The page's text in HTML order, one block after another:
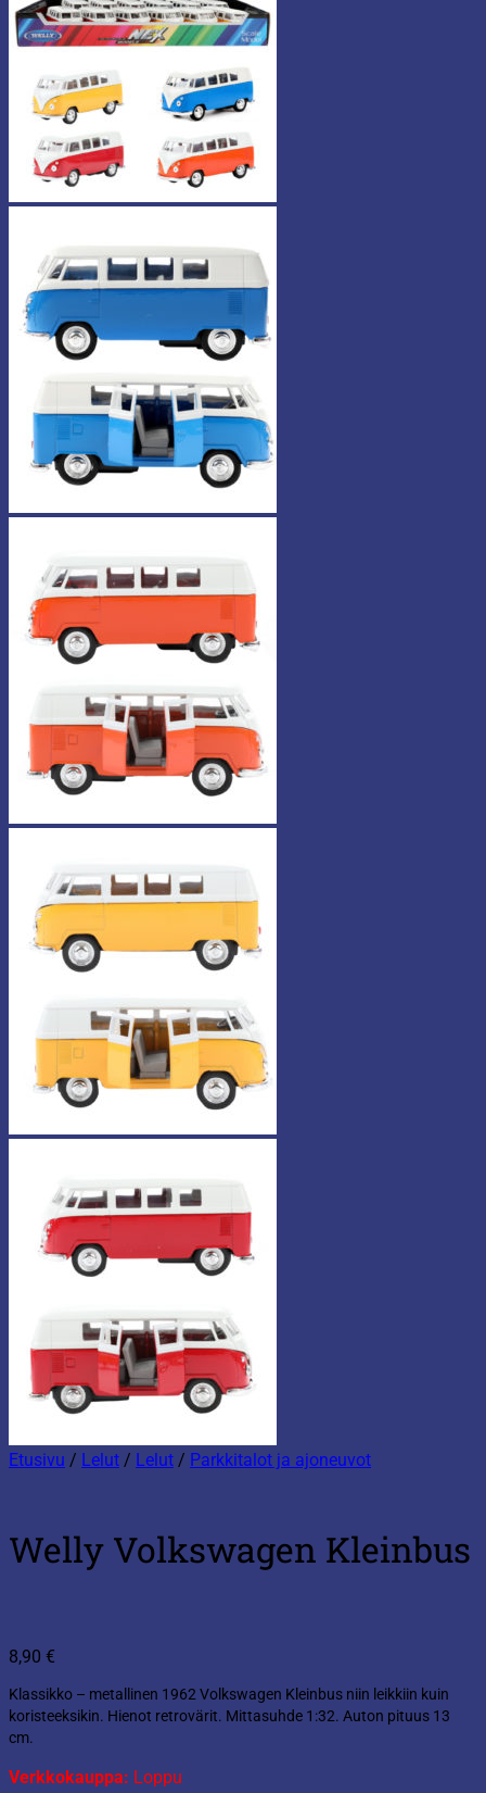
Etusivu / Lelut / Lelut / Parkkitalot ja ajoneuvot
Welly Volkswagen Kleinbus
8,90 €
Klassikko – metallinen 1962 Volkswagen Kleinbus niin leikkiin kuin
koristeeksikin. Hienot retrovärit. Mittasuhde 1:32. Auton pituus 13
cm.
Verkkokauppa: Loppu